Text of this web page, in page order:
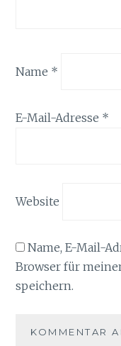
Name *
E-Mail-Adresse *
Website
Name, E-Mail-
Browser für
speichern.